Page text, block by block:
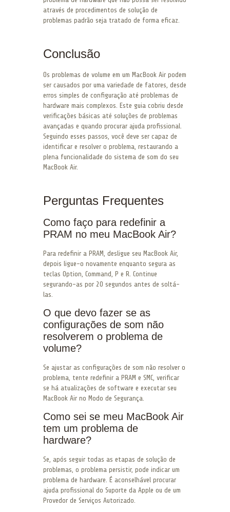
através de procedimentos de solução de
problemas padrão seja tratado de forma eficaz.
Conclusão
Os problemas de volume em um MacBook Air podem
ser causados por uma variedade de fatores, desde
erros simples de configuração até problemas de
hardware mais complexos. Este guia cobriu desde
verificações básicas até soluções de problemas
avançadas e quando procurar ajuda profissional.
Seguindo esses passos, você deve ser capaz de
identificar e resolver o problema, restaurando a
plena funcionalidade do sistema de som do seu
MacBook Air.
Perguntas Frequentes
Como faço para redefinir a
PRAM no meu MacBook Air?
Para redefinir a PRAM, desligue seu MacBook Air,
depois ligue-o novamente enquanto segura as
teclas Option, Command, P e R. Continue
segurando-as por 20 segundos antes de soltá-
las.
O que devo fazer se as
configurações de som não
resolverem o problema de
volume?
Se ajustar as configurações de som não resolver o
problema, tente redefinir a PRAM e SMC, verificar
se há atualizações de software e executar seu
MacBook Air no Modo de Segurança.
Como sei se meu MacBook Air
tem um problema de
hardware?
Se, após seguir todas as etapas de solução de
problemas, o problema persistir, pode indicar um
problema de hardware. É aconselhável procurar
ajuda profissional do Suporte da Apple ou de um
Provedor de Serviços Autorizado.